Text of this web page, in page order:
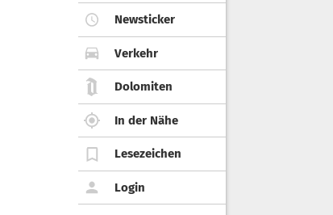
Newsticker
Verkehr
Dolomiten
In der Nähe
Lesezeichen
Login